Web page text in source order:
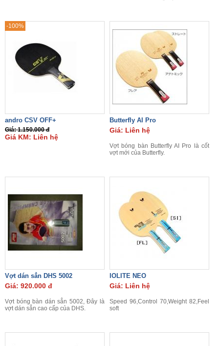
-100%
andro CSV OFF+
Giá: 1.150.000 đ
Giá KM: Liên hệ
Butterfly AI Pro
Giá: Liên hệ
Vợt bóng bàn Butterfly AI Pro là cốt
vợt mới của Butterfly.
Vợt dán sẳn DHS 5002
Giá: 920.000 đ
Vợt bóng bàn dán sẳn 5002, Đây là
vợt dán sẳn cao cấp của DHS.
IOLITE NEO
Giá: Liên hệ
Speed 96,Control 70,Weight 82,Feel
soft